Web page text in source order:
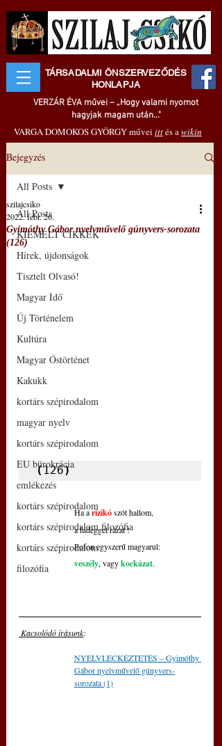
TÁRSADALMI ÖNSZERVEZŐDÉS
HONLAPJA
VERZÁR ÉVA művei – „Hogy valami nyomot
hagyjak magam után..."
VARGA DOMOKOS GYÖRGY művei ittés awikin
Bejegyzés
All Posts
KIEMELT CIKKEK
Hírek, újdonságok
Tisztelt Olvasó!
Magyar Idő
Új Történelem
Kultúra
Magyar Őstörténet
Kakukk
kortárs szépirodalom
magyar nyelv
kortárs szépirodalom
EU bürokrácia
emlékezés
kortárs szépirodalom
kortárs szépirodalom filozófia
kortárs szépirodalom
filozófia
All Posts
Gyimóthy Gábor nyelvművelő gúnyvers-sorozata
(126)
szilajcsiko
2022. febr. 26.
(126)
Ha arizikó szót hallom,
a hideggel rázat !
Pofon egyszerű magyarul:
veszély, vagy kockázat.
Kacsolódó írásunk:
NYELVLECKÉZTETÉS – Gyimóthy
Gábor nyelvművelő gúnyvers-
sorozata (1)